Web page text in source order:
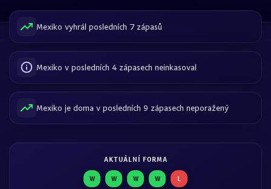
Mexiko vyhrál posledních 7 zápasů
Mexiko v posledních 4 zápasech neinkasoval
Mexiko je doma v posledních 9 zápasech neporažený
AKTUÁLNÍ FORMA
W W W W L